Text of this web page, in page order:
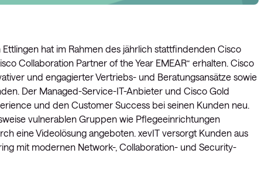
Ettlingen hat im Rahmen des jährlich stattfindenden Cisco
Collaboration Partner of the Year EMEAR“ erhalten. Cisco
und engagierter Vertriebs- und Beratungsansätze sowie
Der Managed-Service-IT-Anbieter und Cisco Gold
und den Customer Success bei seinen Kunden neu.
vulnerablen Gruppen wie Pflegeeinrichtungen
eine Videolösung angeboten. xevIT versorgt Kunden aus
mit modernen Network-, Collaboration- und Security-